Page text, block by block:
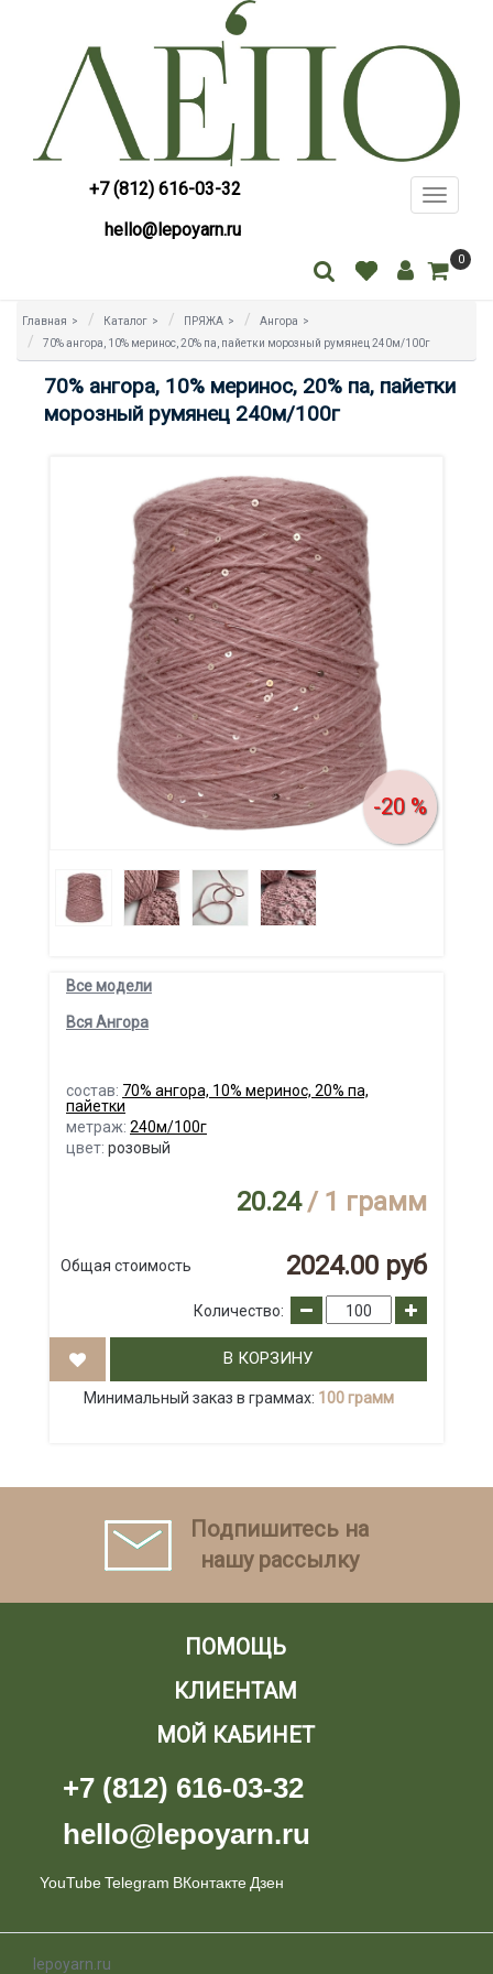
+7 (812) 616-03-32
hello@lepoyarn.ru
Toggle
0
Главная > Каталог > ПРЯЖА > Ангора >
70% ангора, 10% меринос, 20% па, пайетки морозный румянец 240м/100г
70% ангора, 10% меринос, 20% па, пайетки
морозный румянец 240м/100г
-20 %
Все модели
Вся Ангора
состав: 70% ангора, 10% меринос, 20% па,
пайетки
метраж: 240м/100г
цвет: розовый
20.24/ 1 грамм
Общая стоимость 2024.00 руб
Количество:
В КОРЗИНУ
Минимальный заказ в граммах: 100 грамм
Подпишитесь на
нашу рассылку
ПОМОЩЬ
КЛИЕНТАМ
МОЙ КАБИНЕТ
+7 (812) 616-03-32
hello@lepoyarn.ru
YouTubeTelegram ВКонтактеДзен
lepoyarn.ru